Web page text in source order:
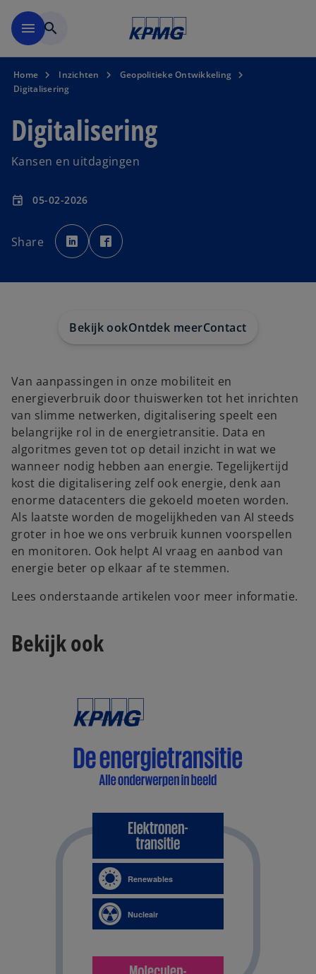
menu search
Home Inzichten
Geopolitieke Ontwikkeling
Digitalisering
Digitalisering
Kansen en uitdagingen
event 05-02-2026
Share
o
p
e
n
t
a
b
p
e
t
a
Bekijk ookOntdek meerContact
Van aanpassingen in onze mobiliteit en
energieverbruik door thuiswerken tot het inrichten
van slimme netwerken, digitalisering speelt een
belangrijke rol in de energietransitie. Data en
algoritmes geven tot op detail inzicht in wat we
wanneer nodig hebben aan energie. Tegelijkertijd
kost die digitalisering zelf ook energie, denk aan
enorme datacenters die gekoeld moeten worden.
Als laatste worden de mogelijkheden van AI steeds
groter in hoe we ons verbruik kunnen voorspellen
en monitoren. Ook helpt AI vraag en aanbod van
energie beter op elkaar af te stemmen.
Lees onderstaande artikelen voor meer informatie.
Bekijk ook